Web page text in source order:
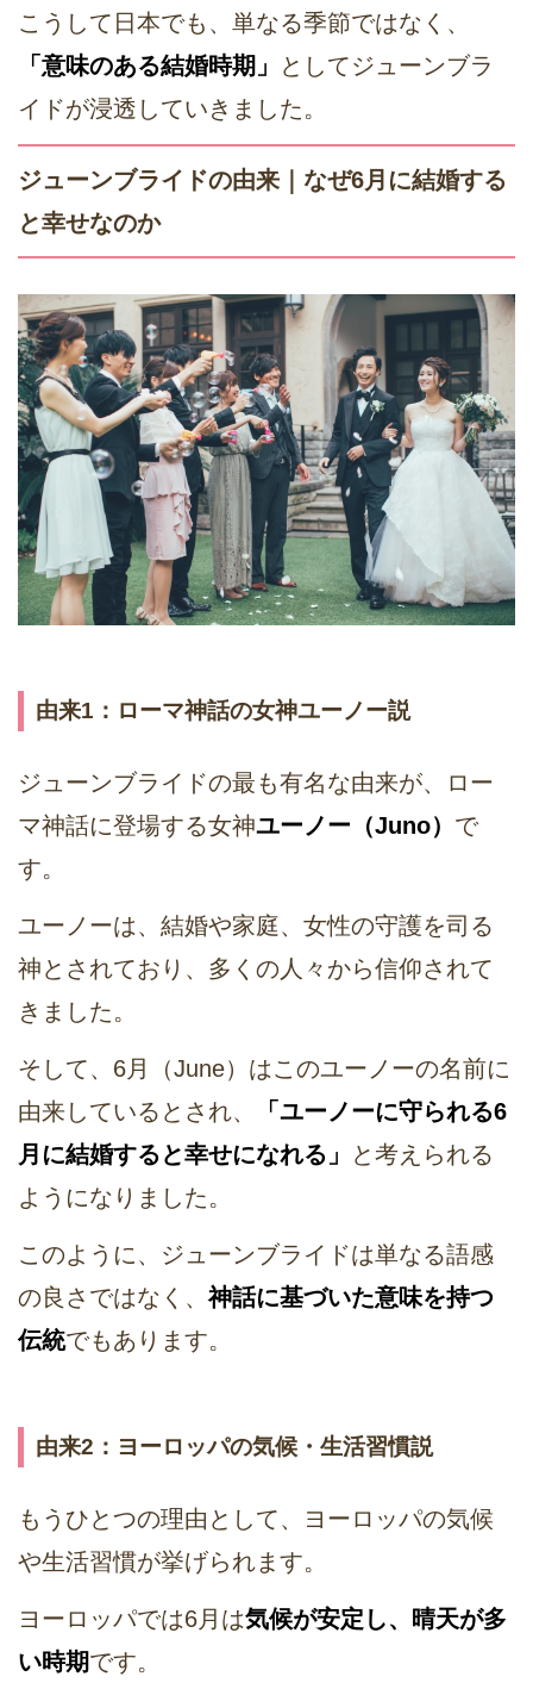
こうして日本でも、単なる季節ではなく、
「意味のある結婚時期」
としてジューンブラ
イドが浸透していきました。
ジューンブライドの由来｜なぜ6月に結婚する
と幸せなのか
由来1：ローマ神話の女神ユーノー説
ジューンブライドの最も有名な由来が、ロー
マ神話に登場する女神ユーノー（Juno） で
す。
ユーノーは、結婚や家庭、女性の守護を司る
神とされており、多くの人々から信仰されて
きました。
そして、6月（June）はこのユーノーの名前に
由来しているとされ、
「ユーノーに守られる6
月に結婚すると幸せになれる」
と考えられる
ようになりました。
このように、ジューンブライドは単なる語感
の良さではなく、神話に基づいた意味を持つ
伝統でもあります。
由来2：ヨーロッパの気候・生活習慣説
もうひとつの理由として、ヨーロッパの気候
や生活習慣が挙げられます。
ヨーロッパでは6月は気候が安定し、晴天が多
い時期です。